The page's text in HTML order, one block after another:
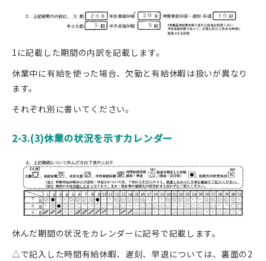
1に記載した期間の内訳を記載します。
休業中に有給を使った場合、欠勤と有給休暇は扱いが異なり
ます。
それぞれ別に書いてください。
2-3.(3)休業の状況を示すカレンダー
休んだ期間の状況をカレンダーに記号で記載します。
△で記入した時間有給休暇、遅刻、早退については、裏面の2